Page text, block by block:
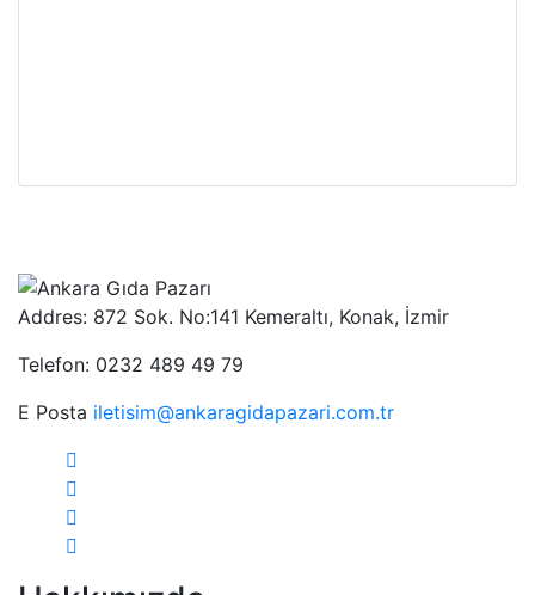
Addres: 872 Sok. No:141 Kemeraltı, Konak, İzmir
Telefon: 0232 489 49 79
E Posta iletisim@ankaragidapazari.com.tr